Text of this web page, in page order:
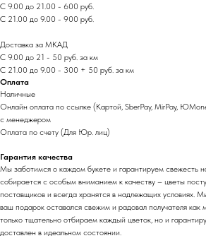
С 9.00 до 21.00 - 600 руб.
С 21.00 до 9.00 - 900 руб.
Доставка за МКАД
С 9.00 до 21 - 50 руб. за км
С 21.00 до 9.00 - 300 + 50 руб. за км
Оплата
Наличные
Онлайн оплата по ссылке (Картой, SberPay, MirPay,
с менеджером
Оплата по счету (Для Юр. лиц)
Гарантия качества
Мы заботимся о каждом букете и гарантируем свежесть
собирается с особым вниманием к качеству – цветы
поставщиков и всегда хранятся в надлежащих условиях.
ваш подарок оставался свежим и радовал получателя
только тщательно отбираем каждый цветок, но и
доставлен в идеальном состоянии.